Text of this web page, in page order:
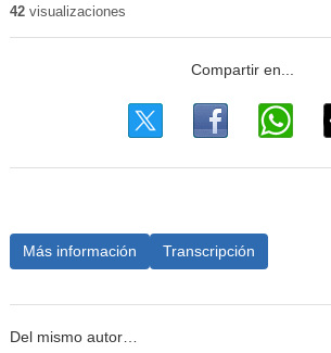
42visualizaciones
Más información Transcripción
Del mismo autor…